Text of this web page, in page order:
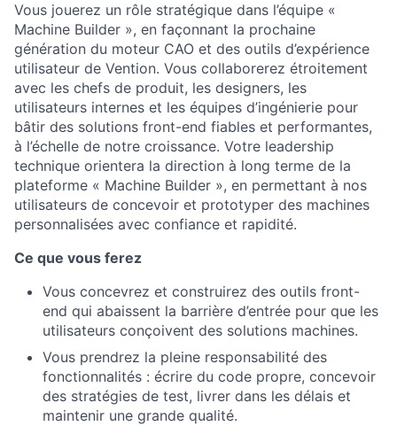
Vous jouerez un rôle stratégique dans l’équipe «
Machine Builder », en façonnant la prochaine
génération du moteur CAO et des outils d’expérience
utilisateur de Vention. Vous collaborerez étroitement
avec les chefs de produit, les designers, les
utilisateurs internes et les équipes d’ingénierie pour
bâtir des solutions front-end fiables et performantes,
à l’échelle de notre croissance. Votre leadership
technique orientera la direction à long terme de la
plateforme « Machine Builder », en permettant à nos
utilisateurs de concevoir et prototyper des machines
personnalisées avec confiance et rapidité.
Ce que vous ferez
Vous concevrez et construirez des outils front-
end qui abaissent la barrière d’entrée pour que les
utilisateurs conçoivent des solutions machines.
Vous prendrez la pleine responsabilité des
fonctionnalités : écrire du code propre, concevoir
des stratégies de test, livrer dans les délais et
maintenir une grande qualité.